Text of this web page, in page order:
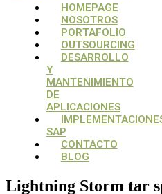
Menú
HOMEPAGE
NOSOTROS
PORTAFOLIO
OUTSOURCING
DESARROLLO
Y
MANTENIMIENTO
DE
APLICACIONES
SAP
CONTACTO
BLOG
Lightning Storm tar